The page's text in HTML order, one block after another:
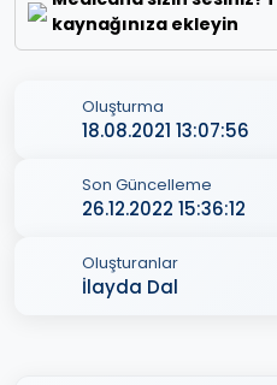
kaynağınıza ekleyin
Oluşturma
18.08.2021 13:07:56
Son Güncelleme
26.12.2022 15:36:12
Oluşturanlar
İlayda Dal